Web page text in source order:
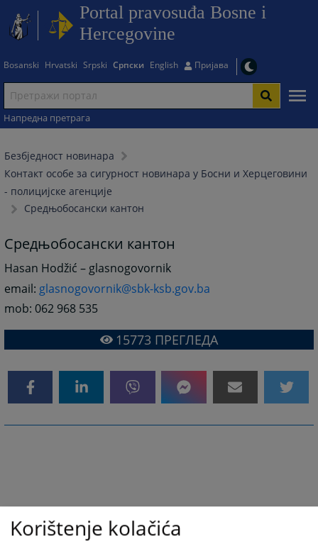
Portal pravosuđa Bosne i
Hercegovine
Bosanski Hrvatski Srpski Српски English Пријава
Напредна претрага
Безбjедност новинара
Контакт особе за сигурност новинара у Босни и Херцеговини
- полицијске агенције
Средњобосански кантон
Средњобосански кантон
Hasan Hodžić – glasnogovornik
email: glasnogovornik@sbk-ksb.gov.ba
mob: 062 968 535
15773 ПРЕГЛЕДА
Korištenje kolačića